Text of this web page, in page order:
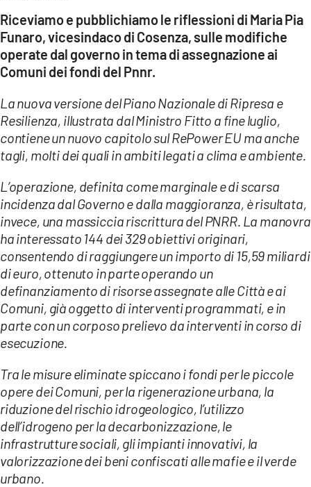
LACTV.IT
LACONAIR.IT
LACITYMAG.IT
ILREGGINO.IT
COSENZACHANNEL.IT
ILVIBONESE.IT
CATANZAROCHANNEL.IT
LACAPITALENEWS.IT
App
ANDROID
APPLE
Riceviamo e pubblichiamo le riflessioni di Maria Pia
Funaro, vicesindaco di Cosenza, sulle modifiche
operate dal governo in tema di assegnazione ai
Comuni dei fondi del Pnnr.
La nuova versione del Piano Nazionale di Ripresa e
Resilienza, illustrata dal Ministro Fitto a fine luglio,
contiene un nuovo capitolo sul RePower EU ma anche
tagli, molti dei quali in ambiti legati a clima e ambiente.
L’operazione, definita come marginale e di scarsa
incidenza dal Governo e dalla maggioranza, è risultata,
invece, una massiccia riscrittura del PNRR. La manovra
ha interessato 144 dei 329 obiettivi originari,
consentendo di raggiungere un importo di 15,59 miliardi
di euro, ottenuto in parte operando un
definanziamento di risorse assegnate alle Città e ai
Comuni, già oggetto di interventi programmati, e in
parte con un corposo prelievo da interventi in corso di
esecuzione.
Tra le misure eliminate spiccano i fondi per le piccole
opere dei Comuni, per la rigenerazione urbana, la
riduzione del rischio idrogeologico, l’utilizzo
dell’idrogeno per la decarbonizzazione, le
infrastrutture sociali, gli impianti innovativi, la
valorizzazione dei beni confiscati alle mafie e il verde
urbano.